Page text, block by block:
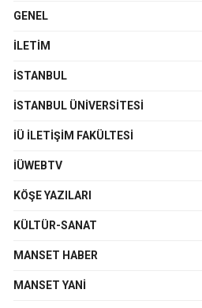
GENEL
İLETIM
İSTANBUL
İSTANBUL ÜNIVERSITESI
İÜ İLETIŞIM FAKÜLTESI
İÜWEBTV
KÖŞE YAZILARI
KÜLTÜR-SANAT
MANSET HABER
MANSET YANI